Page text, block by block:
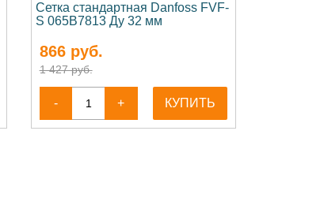
Сетка стандартная Danfoss FVF-
S 065B7813 Ду 32 мм
866руб.
1 427 руб.
- + КУПИТЬ